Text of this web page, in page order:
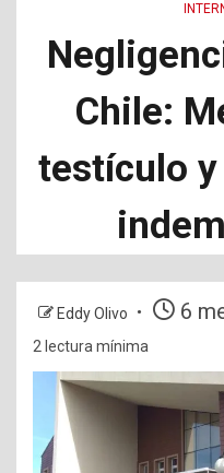
Chile:
testículo
Eddy Olivo 6
2 lectura mínima